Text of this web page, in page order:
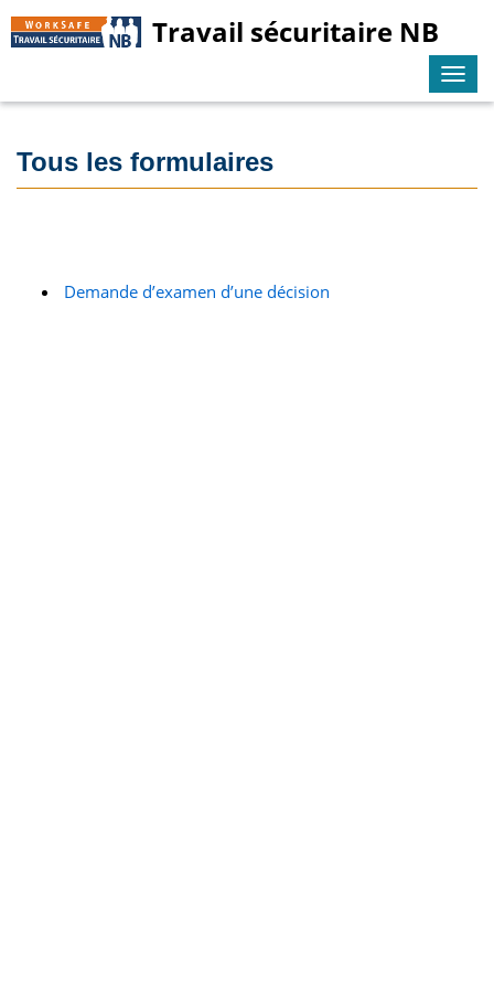
Travail sécuritaire NB
Tous les formulaires
Demande d’examen d’une décision